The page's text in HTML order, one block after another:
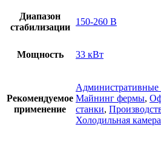
Диапазон
стабилизации
150-260 В
Мощность 33 кВт
Рекомендуемое
применение
Административные
Майнинг фермы,
станки,
Холодильная камера